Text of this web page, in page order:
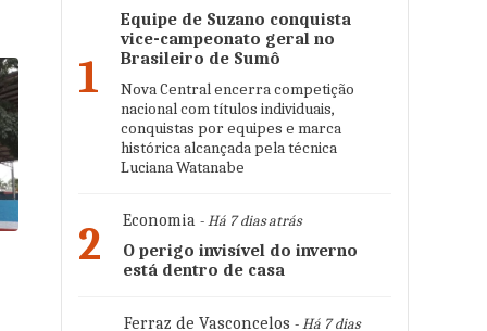
1
Equipe de Suzano conquista
vice-campeonato geral no
Brasileiro de Sumô
Nova Central encerra competição
nacional com títulos individuais,
conquistas por equipes e marca
histórica alcançada pela técnica
Luciana Watanabe
2 Economia - Há 7 dias atrás
O perigo invisível do inverno
está dentro de casa
Ferraz de Vasconcelos - Há 7 dias